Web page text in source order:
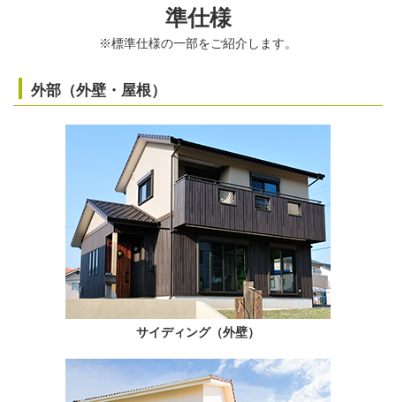
準仕様
※標準仕様の一部をご紹介します。
外部（外壁・屋根）
サイディング（外壁）